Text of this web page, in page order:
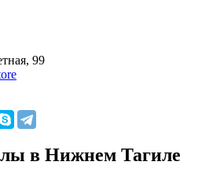
99
в Нижнем Тагиле